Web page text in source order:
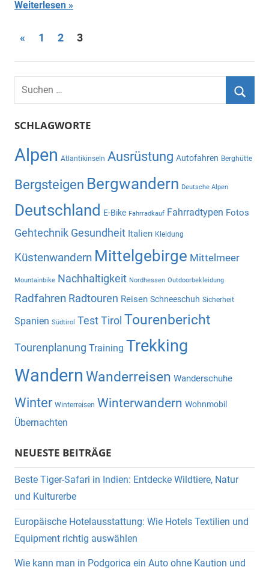
Weiterlesen
Seitennummerierung
der
Beiträge
« Vorherige
1 2 3
Suchen
nach:
SCHLAGWORTE
Alpen Atlantikinseln Ausrüstung Autofahren Berghütte
Bergsteigen Bergwandern Deutsche Alpen
Deutschland E-Bike Fahrradkauf Fahrradtypen Fotos
Gehtechnik Gesundheit Italien Kleidung
Küstenwandern Mittelgebirge Mittelmeer
Mountainbike Nachhaltigkeit Nordhessen Outdoorbekleidung
Radfahren Radtouren Reisen Schneeschuh Sicherheit
Spanien Südtirol TestTirol Tourenbericht
Tourenplanung Training Trekking
Wandern Wanderreisen Wanderschuhe
Winter Winterreisen Winterwandern Wohnmobil
Übernachten
NEUESTE BEITRÄGE
Beste Tiger-Safari in Indien: Entdecke Wildtiere, Natur
und Kulturerbe
Europäische Hotelausstattung: Wie Hotels Textilien und
Equipment richtig auswählen
Wie kann man in Podgorica ein Auto ohne Kaution und